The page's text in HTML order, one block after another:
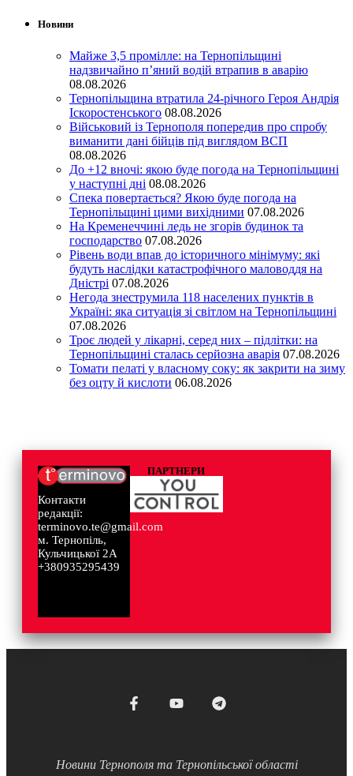
Новини
Майже 3,5 промілле: на Тернопільщині
надзвичайно п’яний водій втрапив в аварію
08.08.2026
Тернопільщина втратила 24-річного Героя Андрія
Іскоростенського 08.08.2026
Військовий із Тернополя попередив про спробу
виманити дані бійців під виглядом ВСП
08.08.2026
До +12 вночі: якою буде погода на Тернопільщині
у наступні дні 08.08.2026
Спека повертається? Якою буде погода на
Тернопільщині цими вихідними 07.08.2026
На Кременеччині ледь не згорів будинок та
господарство 07.08.2026
Рівень води впав до історичного мінімуму: які
будуть наслідки катастрофічного маловоддя на
Дністрі 07.08.2026
Негода знеструмила 118 населених пунктів в
Україні: яка ситуація зі світлом на Тернопільщині
07.08.2026
Троє людей у лікарні, серед них – підлітки: на
Тернопільщині сталась серйозна аварія 07.08.2026
Томати пелаті у власному соку: як закрити на зиму
без оцту й кислоти 06.08.2026
Контакти
редакції:
terminovo.te@gmail.com
м. Тернопіль,
Кульчицької 2А
+380935295439
ПАРТНЕРИ
Новини Тернополя та Тернопільської області